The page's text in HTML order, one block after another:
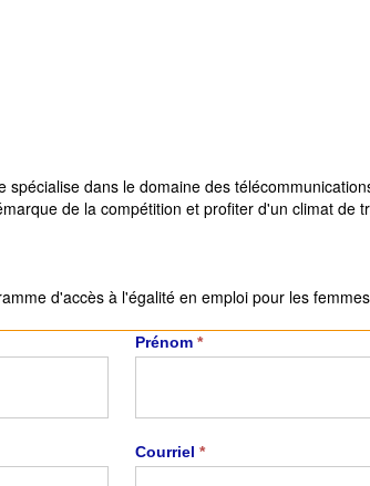
dans le domaine des
de la compétition et profiter d'un climat de
d'accès à l'égalité en emploi pour les
Prénom *
Courriel *